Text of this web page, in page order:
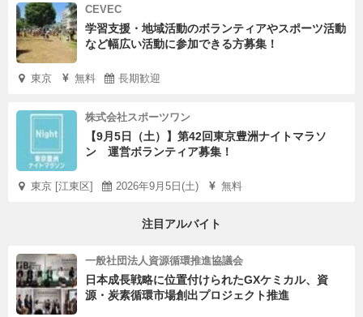
CEVEC
学習支援・地域活動のボランティアやスポーツ活動
など幅広い活動に参加できる方募集！
東京 無料 長期歓迎
株式会社スポーツワン
【9月5日（土）】第42回東京豊洲ナイトマラソ
ン 運営ボランティア募集！
東京 [江東区] 2026年9月5日(土) 無料
注目アルバイト
一般社団法人資源循環推進協議会
日本成長戦略に位置付けられたGXケミカル、資
源・炭素循環市場創出プロジェクト推進